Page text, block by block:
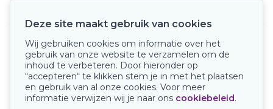
Onze keurmerken
Deze site maakt gebruik van cookies
Wij gebruiken cookies om informatie over het
gebruik van onze website te verzamelen om de
inhoud te verbeteren. Door hieronder op
“accepteren“ te klikken stem je in met het plaatsen
en gebruik van al onze cookies. Voor meer
informatie verwijzen wij je naar ons cookiebeleid.